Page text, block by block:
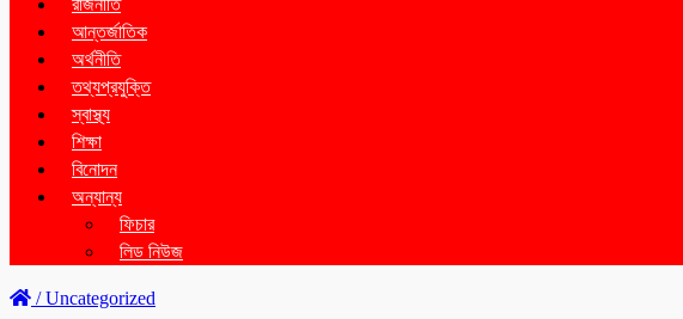
রাজনীতি
আন্তর্জাতিক
অর্থনীতি
তথ্যপ্রযুক্তি
স্বাস্থ্য
শিক্ষা
বিনোদন
অন্যান্য
ফিচার
লিড নিউজ
/Uncategorized